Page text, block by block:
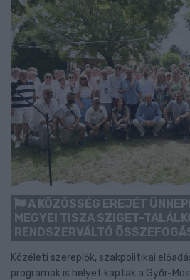
A KÖZÖSSÉG EREJÉT
MEGYEI TISZA SZIGET-
RENDSZERVÁLTÓ
Közéleti szereplők, szakpolitikai
programok is helyet kaptak a Győr-